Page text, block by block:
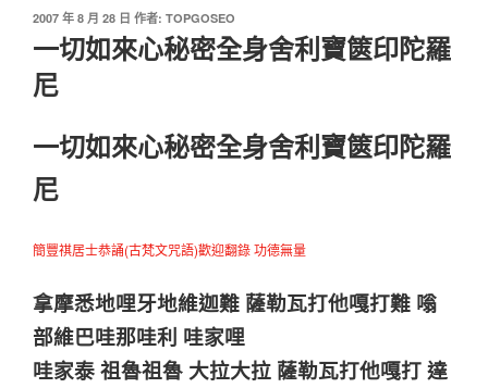
發
於
2007 年 8 月 28 日 作者: TOPGOSEO
一切如來心秘密全身舍利寶篋印陀羅
尼
一切如來心秘密全身舍利寶篋印陀羅
尼
簡豐祺居士恭誦(古梵文咒語)歡迎翻錄 功德無量
拿摩悉地哩牙地維迦難 薩勒瓦打他嘎打難 嗡
部維巴哇那哇利 哇家哩
哇家泰 祖魯祖魯 大拉大拉 薩勒瓦打他嘎打 達